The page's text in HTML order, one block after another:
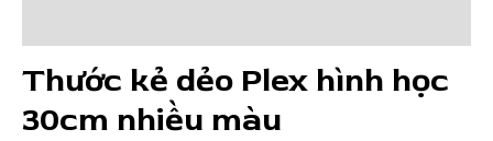
số
lượng
Thước kẻ dẻo Plex hình học
30cm nhiều màu